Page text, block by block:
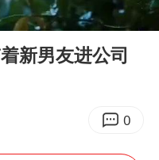
上门女婿出轨女邻居多年被判重婚罪
线上邀请引热议
32:14
新男友进公司
0